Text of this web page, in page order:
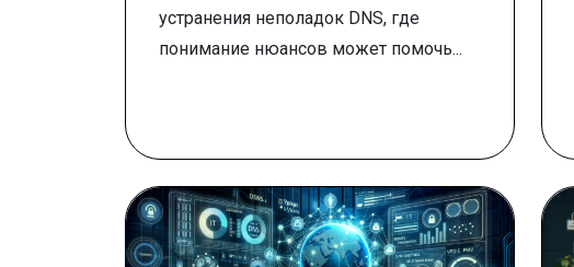
устранения неполадок DNS, где
понимание нюансов может помочь...